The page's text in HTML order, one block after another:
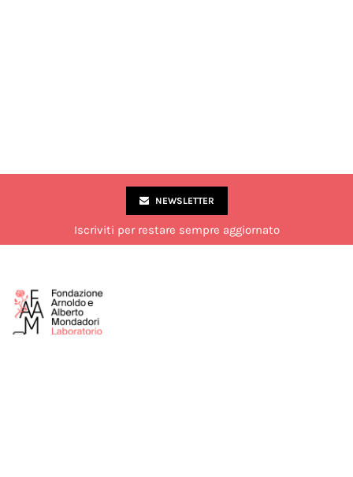
NEWSLETTER
Iscriviti per restare sempre aggiornato